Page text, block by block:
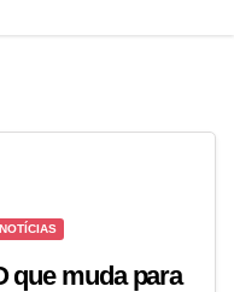
NOTÍCIAS
que muda para